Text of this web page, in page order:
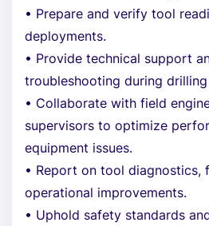
• Prepare and verify tool
deployments.
• Provide technical support
troubleshooting during
• Collaborate with field
supervisors to optimize
equipment issues.
• Report on tool diagnostics,
operational improvements.
• Uphold safety standards